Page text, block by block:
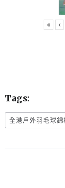
« ‹
Tags:
全港戶外羽毛球錦